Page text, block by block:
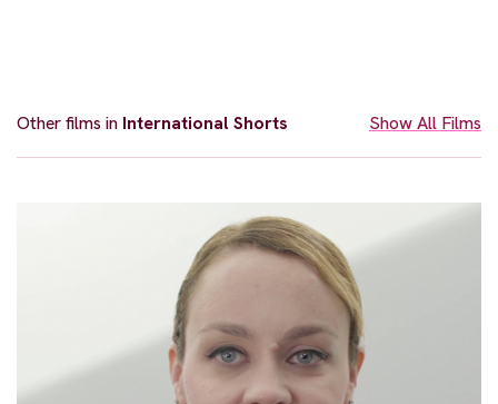
Other films in International Shorts Show All Films